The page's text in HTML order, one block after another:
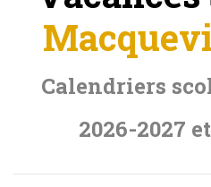
Calendriers
2026-2027